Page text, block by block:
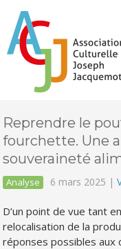
Reprendre le
fourchette. Une
souveraineté
Analyse 6 mars 2025 |
D’un point de vue tant
relocalisation de la
réponses possibles